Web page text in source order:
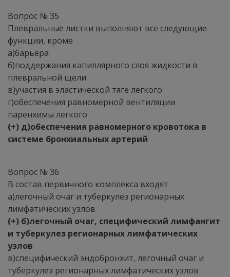
Вопрос № 35
Плевральные листки выполняют все следующие
функции, кроме
а)барьера
б)поддержания капиллярного слоя жидкости в
плевральной щели
в)участия в эластической тяге легкого
г)обеспечения равномерной вентиляции
паренхимы легкого
(+) д)обеспечения равномерного кровотока в
системе бронхиальных артерий
Вопрос № 36
В состав первичного комплекса входят
а)легочный очаг и туберкулез регионарных
лимфатических узлов
(+) б)легочный очаг, специфический лимфангит
и туберкулез регионарных лимфатических
узлов
в)специфический эндобронхит, легочный очаг и
туберкулез регионарных лимфатических узлов